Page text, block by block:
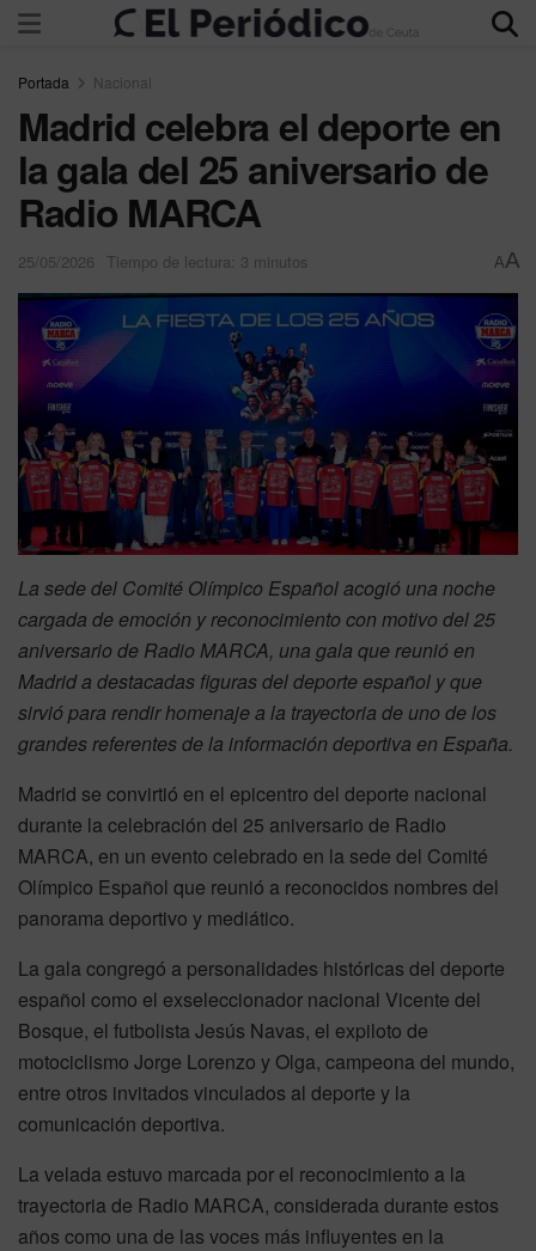
Portada Nacional
Madrid celebra el deporte en
la gala del 25 aniversario de
Radio MARCA
25/05/2026 Tiempo de lectura: 3 minutos AA
La sede del Comité Olímpico Español acogió una noche
cargada de emoción y reconocimiento con motivo del 25
aniversario de Radio MARCA, una gala que reunió en
Madrid a destacadas figuras del deporte español y que
sirvió para rendir homenaje a la trayectoria de uno de los
grandes referentes de la información deportiva en España.
Madrid se convirtió en el epicentro del deporte nacional
durante la celebración del 25 aniversario de Radio
MARCA, en un evento celebrado en la sede del Comité
Olímpico Español que reunió a reconocidos nombres del
panorama deportivo y mediático.
La gala congregó a personalidades históricas del deporte
español como el exseleccionador nacional Vicente del
Bosque, el futbolista Jesús Navas, el expiloto de
motociclismo Jorge Lorenzo y Olga, campeona del mundo,
entre otros invitados vinculados al deporte y la
comunicación deportiva.
La velada estuvo marcada por el reconocimiento a la
trayectoria de Radio MARCA, considerada durante estos
años como una de las voces más influyentes en la